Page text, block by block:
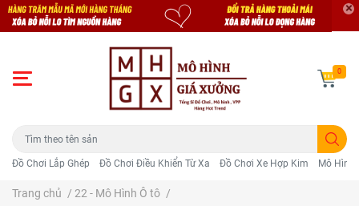
Đồ Chơi Lắp Ghép Đồ Chơi Điều Khiển Từ Xa Đồ Chơi Xe Hợp Kim Mô Hình
0
Trang chủ / 22 - Mô Hình Ô tô /